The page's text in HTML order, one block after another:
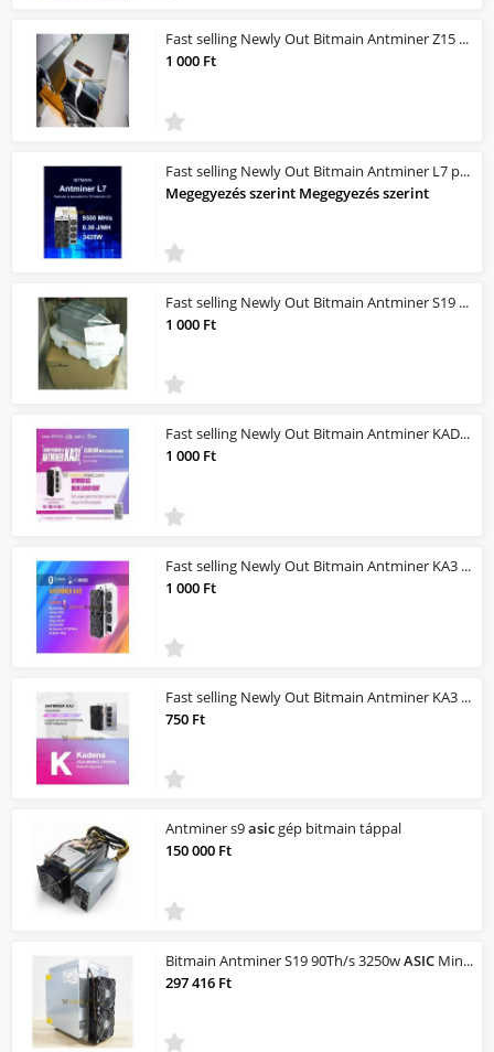
Fast selling Newly Out Bitmain Antminer Z15 profitability |
1 000 Ft
Fast selling Newly Out Bitmain Antminer L7 profitability |
Megegyezés szerint Megegyezés szerint
Fast selling Newly Out Bitmain Antminer S19 PRO 104THs profitability |
1 000 Ft
Fast selling Newly Out Bitmain Antminer KADENA (166Th) profitability |
1 000 Ft
Fast selling Newly Out Bitmain Antminer KA3 (166Th) profitability |
1 000 Ft
Fast selling Newly Out Bitmain Antminer KA3 (166Th) profitability |
750 Ft
Antminer s9asicgép bitmain táppal
150 000 Ft
Bitmain Antminer S19 90Th/s 3250wASIC Miner Bitcoin BTC Mining - Under Warranty
297 416 Ft